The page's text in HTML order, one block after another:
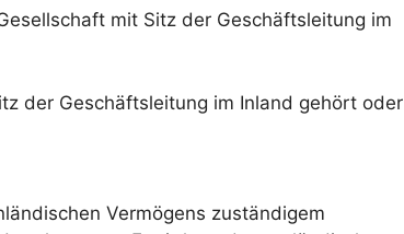
mit Sitz der Geschäftsleitung im
der Geschäftsleitung im Inland gehört oder
Vermögens zuständigem